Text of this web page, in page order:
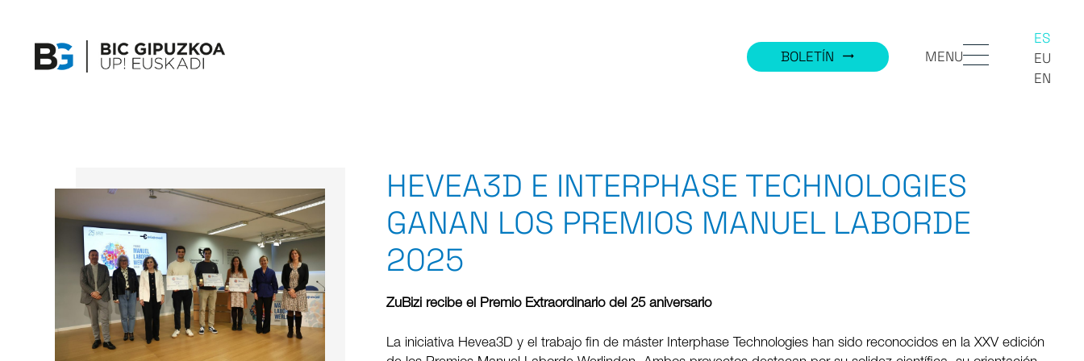
BOLETÍN trending_flat MENU
ES
EU
EN
HEVEA3D E INTERPHASE TECHNOLOGIES
GANAN LOS PREMIOS MANUEL LABORDE
2025
ZuBizi recibe el Premio Extraordinario del 25 aniversario
La iniciativa Hevea3D y el trabajo fin de máster Interphase Technologies han sido reconocidos en la XXV edición